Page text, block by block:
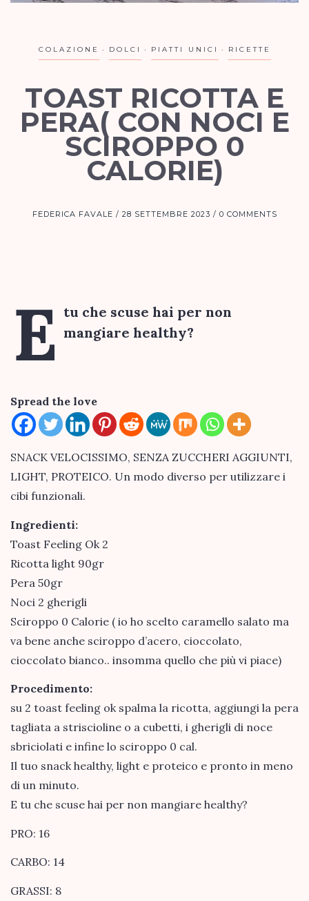
COLAZIONE DOLCI PIATTI UNICI RICETTE
TOAST RICOTTA E
PERA( CON NOCI E
SCIROPPO 0
CALORIE)
FEDERICA FAVALE 28 SETTEMBRE 2023 0 COMMENTS
E tu che scuse hai per non
mangiare healthy?
Spread the love
SNACK VELOCISSIMO, SENZA ZUCCHERI AGGIUNTI,
LIGHT, PROTEICO. Un modo diverso per utilizzare i
cibi funzionali.
Ingredienti:
Toast Feeling Ok 2
Ricotta light 90gr
Pera 50gr
Noci 2 gherigli
Sciroppo 0 Calorie ( io ho scelto caramello salato ma
va bene anche sciroppo d’acero, cioccolato,
cioccolato bianco.. insomma quello che più vi piace)
Procedimento:
su 2 toast feeling ok spalma la ricotta, aggiungi la pera
tagliata a striscioline o a cubetti, i gherigli di noce
sbriciolati e infine lo sciroppo 0 cal.
Il tuo snack healthy, light e proteico e pronto in meno
di un minuto.
E tu che scuse hai per non mangiare healthy?
PRO: 16
CARBO: 14
GRASSI: 8